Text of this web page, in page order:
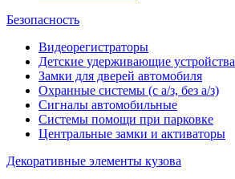
Безопасность
Видеорегистраторы
Детские удерживающие устройства
Замки для дверей автомобиля
Охранные системы (с а/з, без а/з)
Сигналы автомобильные
Системы помощи при парковке
Центральные замки и активаторы
Декоративные элементы кузова